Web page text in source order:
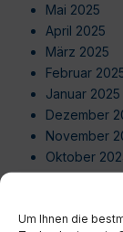
Um Ihnen die
Mai 2025
April 2025
März 2025
Februar
Januar 2025
Dezember
November
Oktober
September
Juli 2024